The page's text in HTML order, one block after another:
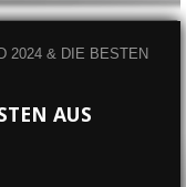
2024 & DIE BESTEN
AUS